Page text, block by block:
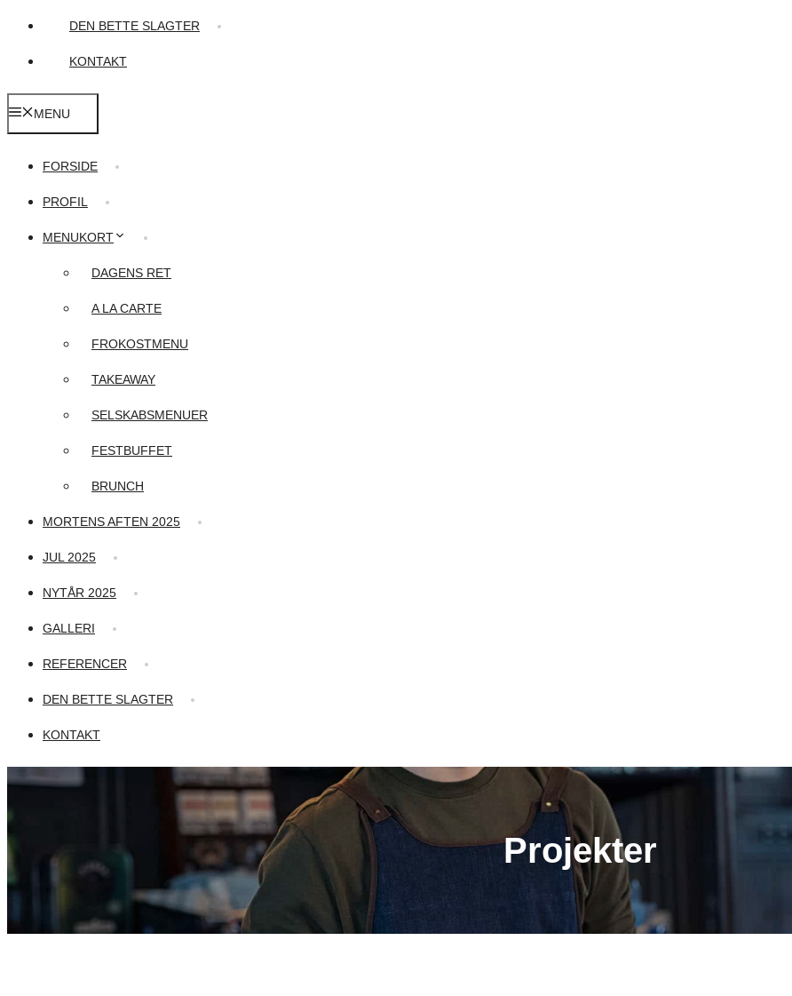
DEN BETTE SLAGTER
KONTAKT
MENU
FORSIDE
PROFIL
MENUKORT
DAGENS RET
A LA CARTE
FROKOSTMENU
TAKEAWAY
SELSKABSMENUER
FESTBUFFET
BRUNCH
MORTENS AFTEN 2025
JUL 2025
NYTÅR 2025
GALLERI
REFERENCER
DEN BETTE SLAGTER
KONTAKT
Projekter